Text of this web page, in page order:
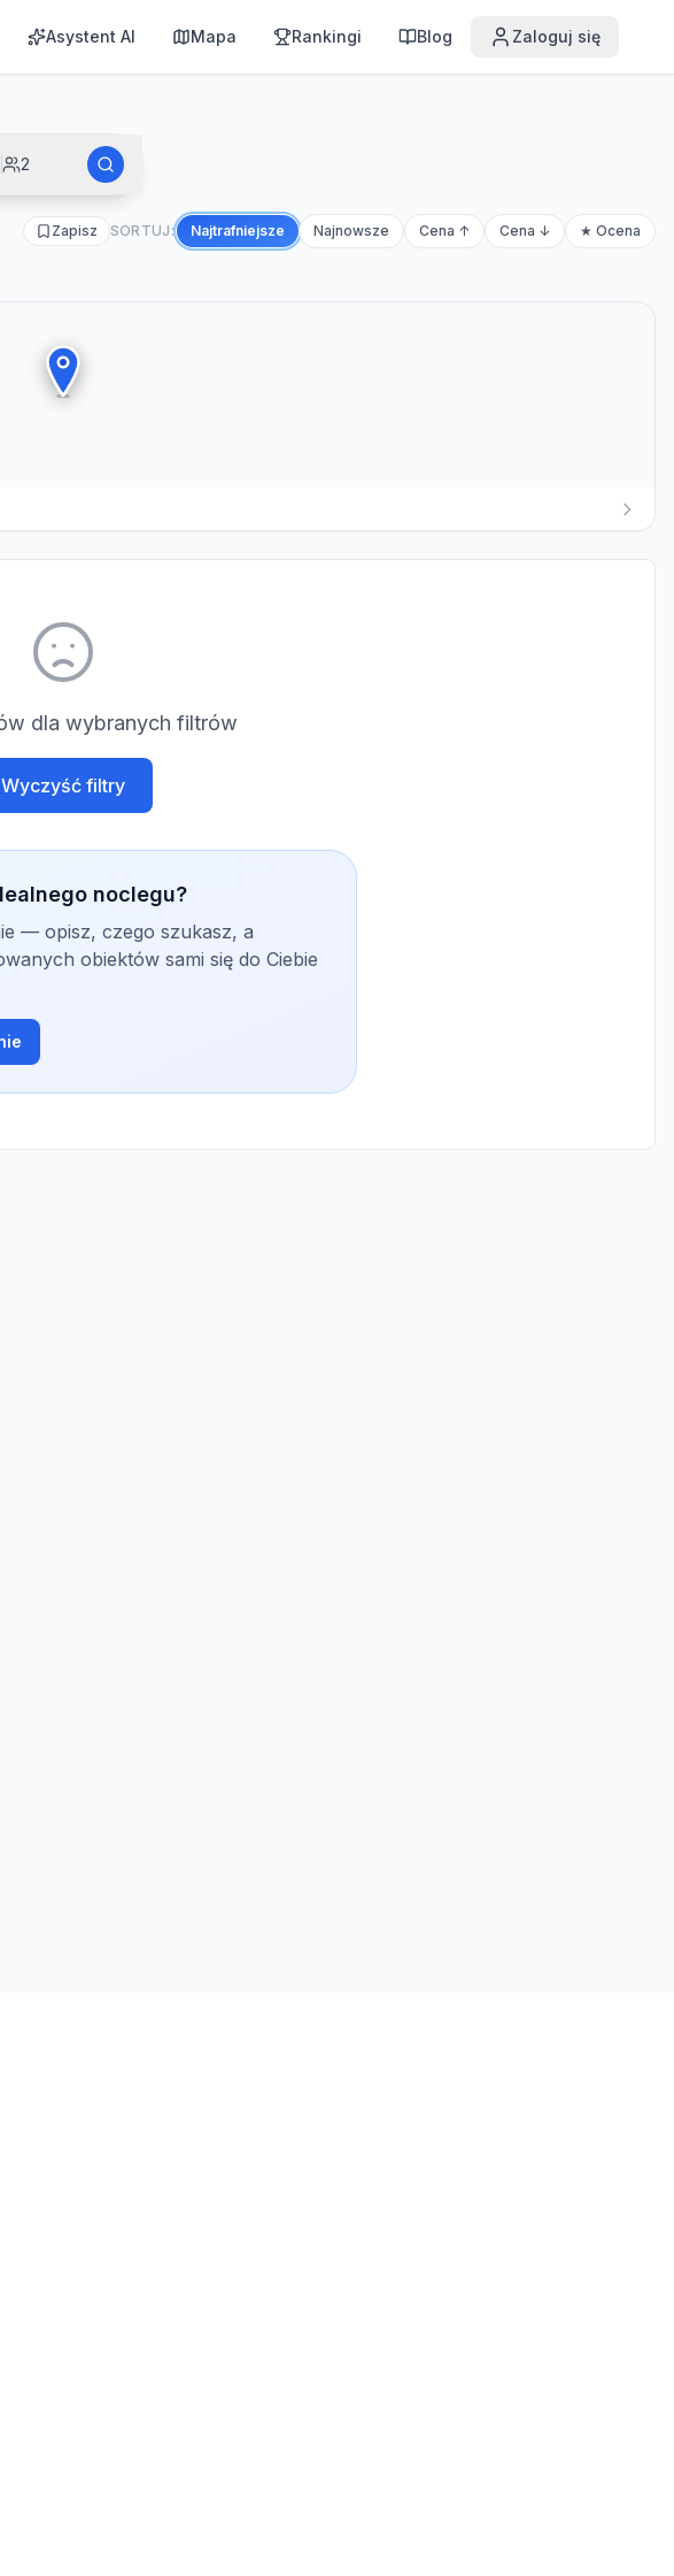
Asystent AI Mapa Rankingi Blog Zaloguj się
2
Zapisz SORTUJ: Najtrafniejsze Najnowsze Cena ↑ Cena ↓ ★ Ocena
dla wybranych filtrów
Wyczyść filtry
noclegu?
— opisz, czego szukasz, a
obiektów sami się do Ciebie